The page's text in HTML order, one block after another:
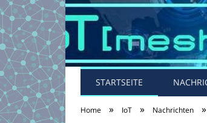
STARTSEITE
Home » IoT » Nachrichten »